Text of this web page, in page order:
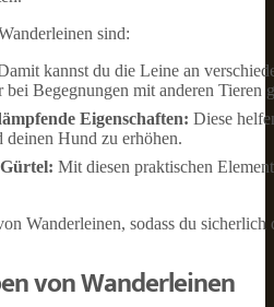
sind:
kannst du die Leine an
Begegnungen mit anderen Tieren
Eigenschaften: Diese
Hund zu erhöhen.
Mit diesen praktischen
Wanderleinen, sodass du
von Wanderleinen